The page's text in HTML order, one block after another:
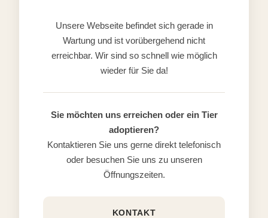
Unsere Webseite befindet sich gerade in
Wartung und ist vorübergehend nicht
erreichbar. Wir sind so schnell wie möglich
wieder für Sie da!
Sie möchten uns erreichen oder ein Tier
adoptieren?
Kontaktieren Sie uns gerne direkt telefonisch
oder besuchen Sie uns zu unseren
Öffnungszeiten.
KONTAKT